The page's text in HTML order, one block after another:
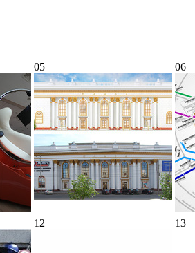
05 06
12 13